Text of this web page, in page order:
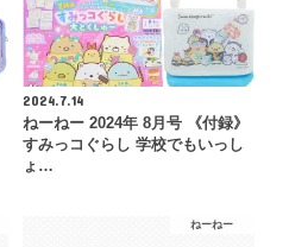
2024.7.14
ねーねー 2024年 8月号 《付録》
すみっコぐらし 学校でもいっし
ょ…
ねーねー